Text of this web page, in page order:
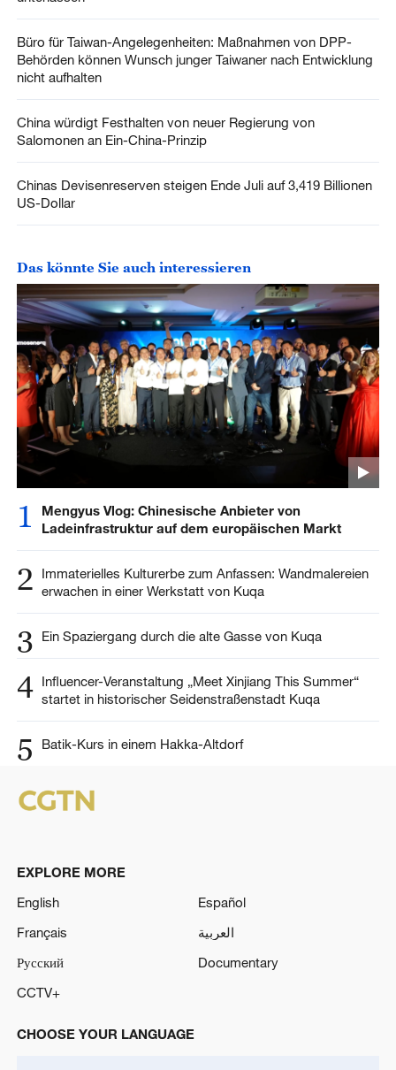
Büro für Taiwan-Angelegenheiten: Maßnahmen von DPP-
Behörden können Wunsch junger Taiwaner nach Entwicklung
nicht aufhalten
China würdigt Festhalten von neuer Regierung von
Salomonen an Ein-China-Prinzip
Chinas Devisenreserven steigen Ende Juli auf 3,419 Billionen
US-Dollar
Das könnte Sie auch interessieren
1
Mengyus Vlog: Chinesische Anbieter von
Ladeinfrastruktur auf dem europäischen Markt
2
Immaterielles Kulturerbe zum Anfassen: Wandmalereien
erwachen in einer Werkstatt von Kuqa
3 Ein Spaziergang durch die alte Gasse von Kuqa
4 Influencer-Veranstaltung „Meet Xinjiang This Summer“
startet in historischer Seidenstraßenstadt Kuqa
5 Batik-Kurs in einem Hakka-Altdorf
EXPLORE MORE
English
Español
Français
العربية
Русский
Documentary
CCTV+
CHOOSE YOUR LANGUAGE